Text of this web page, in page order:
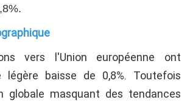
vers l'Union européenne ont
légère baisse de 0,8%. Toutefois
globale masquant des tendances